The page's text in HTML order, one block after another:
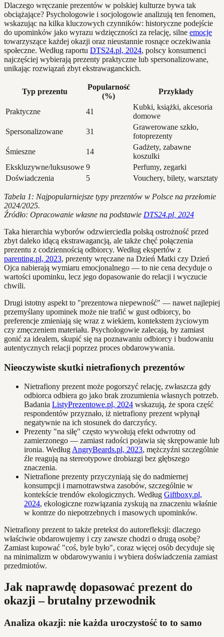
Dlaczego wręczanie prezentów w polskiej kulturze bywa tak
obciążające? Psychologowie i socjologowie analizują ten fenomen,
wskazując na kilka kluczowych czynników: historyczne podejście
do upominków jako wyrazu wdzięczności za relację, silne emocje
towarzyszące każdej okazji oraz nieustannie rosnące oczekiwania
społeczne. Według raportu DTS24.pl, 2024, polscy konsumenci
najczęściej wybierają prezenty praktyczne lub spersonalizowane,
unikając rozwiązań zbyt ekstrawaganckich.
Typ prezentu
Popularność
(%)
Przykłady
Praktyczne 41
Kubki, książki, akcesoria
domowe
Spersonalizowane
31
Grawerowane szkło,
fotoprezenty
Śmieszne
14
Gadżety, zabawne
koszulki
Ekskluzywne/luksusowe 9
Perfumy, zegarki
Doświadczenia
5 Vouchery, bilety, warsztaty
Tabela 1: Najpopularniejsze typy prezentów w Polsce na przełomie
2024/2025.
Źródło: Opracowanie własne na podstawie DTS24.pl, 2024
Taka hierarchia wyborów odzwierciedla polską ostrożność przed
zbyt daleko idącą ekstrawagancją, ale także chęć połączenia
prezentu z codziennością odbiorcy. Według ekspertów z
parenting.pl, 2023, prezenty wręczane na Dzień Matki czy Dzień
Ojca nabierają wymiaru emocjonalnego — to nie cena decyduje o
wartości upominku, lecz jego dopasowanie do relacji i wyczucie
chwili.
Drugi istotny aspekt to "prezentowa niepewność" — nawet najlepiej
przemyślany upominek może nie trafić w gust odbiorcy, bo
preferencje zmieniają się wraz z wiekiem, kontekstem życiowym
czy zmęczeniem materiału. Psychologowie zalecają, by zamiast
gonić za idealem, skupić się na poznawaniu odbiorcy i budowaniu
autentycznych relacji poprzez proces obdarowywania.
Nieoczywiste skutki nietrafionych prezentów
Nietrafiony prezent może pogorszyć relację, zwłaszcza gdy
odbiorca odbiera go jako brak zrozumienia własnych potrzeb.
Badania ListyPrezentowe.pl, 2024 wskazują, że spora część
respondentów przyznało, iż nietrafiony prezent wpłynął
negatywnie na ich stosunek do darczyńcy.
Prezenty "na siłę" często wywołują efekt odwrotny od
zamierzonego — zamiast radości pojawia się skrępowanie lub
ironia. Według AngryBeards.pl, 2023, mężczyźni szczególnie
źle reagują na stereotypowe drobiazgi bez głębszego
znaczenia.
Nietrafione prezenty przyczyniają się do nadmiernej
konsumpcji i marnotrawstwa zasobów, szczególnie w
kontekście trendów ekologicznych. Według Giftboxy.pl,
2024, ekologiczne rozwiązania zyskują na znaczeniu właśnie
w kontrze do niepotrzebnych i masowych upominków.
Nietrafiony prezent to także pretekst do autorefleksji: dlaczego
właściwie obdarowujemy i czy zawsze chodzi o drugą osobę?
Zamiast kupować "coś, byle było", coraz więcej osób decyduje się
na minimalizm w obdarowywaniu i wybiera doświadczenia zamiast
przedmiotów.
Jak naprawdę dopasować prezent do
okazji – brutalny przewodnik
Analiza okazji: nie każda uroczystość to to samo